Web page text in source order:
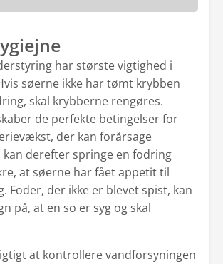
har største vigtighed i
søerne ikke har tømt krybben
skal krybberne rengøres.
de perfekte betingelser for
der kan forårsage
kan derefter springe en fodring
at søerne har fået appetit til
Foder, der ikke er blevet spist, kan
på, at en so er syg og skal
at kontrollere vandforsyningen